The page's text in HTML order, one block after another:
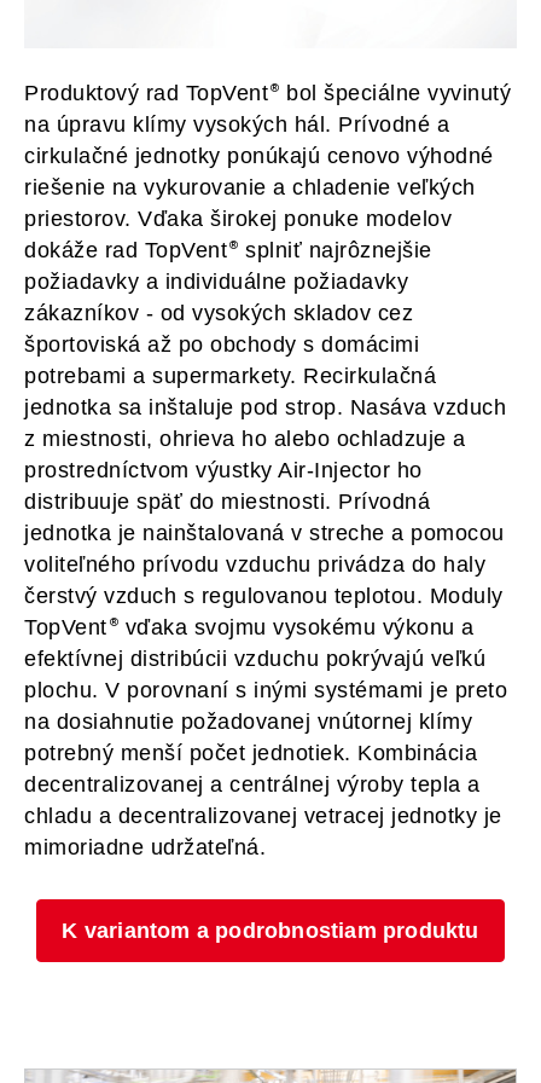
Produktový rad TopVent
bol špeciálne vyvinutý
na úpravu klímy vysokých hál. Prívodné a
cirkulačné jednotky ponúkajú cenovo výhodné
riešenie na vykurovanie a chladenie veľkých
priestorov. Vďaka širokej ponuke modelov
dokáže rad TopVent
splniť najrôznejšie
požiadavky a individuálne požiadavky
zákazníkov - od vysokých skladov cez
športoviská až po obchody s domácimi
potrebami a supermarkety. Recirkulačná
jednotka sa inštaluje pod strop. Nasáva vzduch
z miestnosti, ohrieva ho alebo ochladzuje a
prostredníctvom výustky Air-Injector ho
distribuuje späť do miestnosti. Prívodná
jednotka je nainštalovaná v streche a pomocou
voliteľného prívodu vzduchu privádza do haly
čerstvý vzduch s regulovanou teplotou. Moduly
TopVent
vďaka svojmu vysokému výkonu a
efektívnej distribúcii vzduchu pokrývajú veľkú
plochu. V porovnaní s inými systémami je preto
na dosiahnutie požadovanej vnútornej klímy
potrebný menší počet jednotiek. Kombinácia
decentralizovanej a centrálnej výroby tepla a
chladu a decentralizovanej vetracej jednotky je
mimoriadne udržateľná.
K variantom a podrobnostiam produktu